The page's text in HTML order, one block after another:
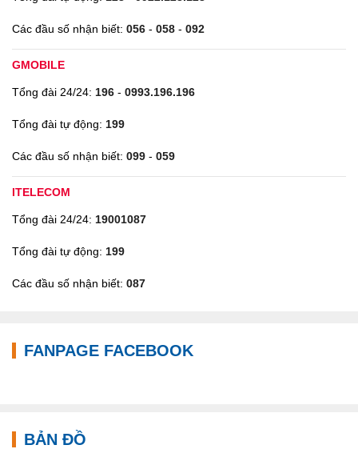
Các đầu số nhận biết: 056 - 058 - 092
GMOBILE
Tổng đài 24/24: 196 - 0993.196.196
Tổng đài tự động: 199
Các đầu số nhận biết: 099 - 059
ITELECOM
Tổng đài 24/24: 19001087
Tổng đài tự động: 199
Các đầu số nhận biết: 087
FANPAGE FACEBOOK
BẢN ĐỒ